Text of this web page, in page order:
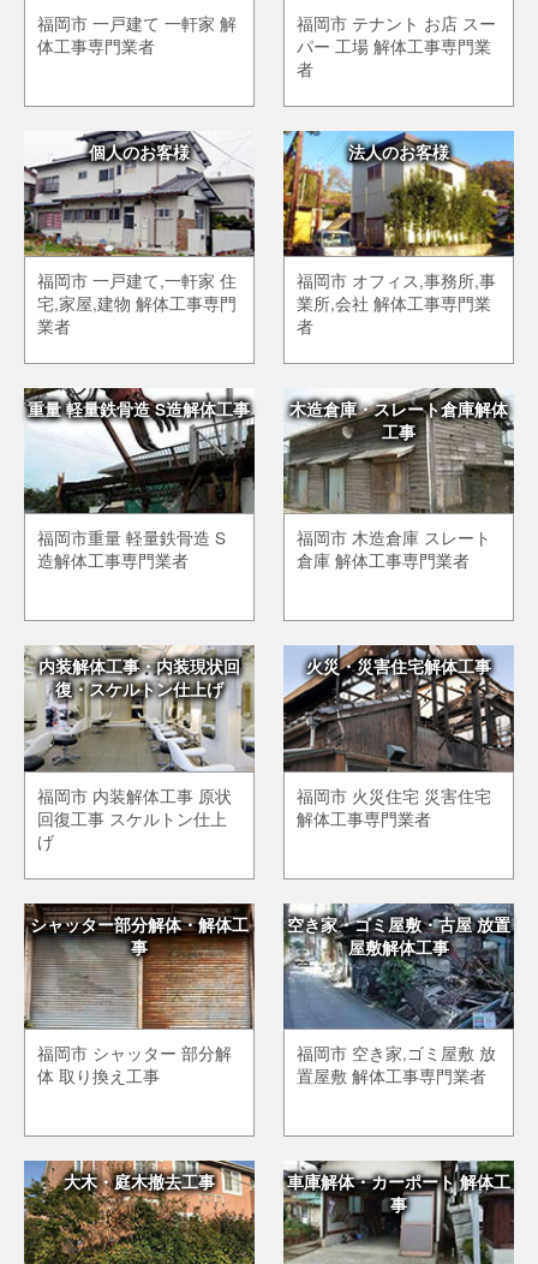
福岡市 一戸建て 一軒家 解
体工事専門業者
福岡市 テナント お店 スー
パー 工場 解体工事専門業
者
個人のお客様
福岡市 一戸建て,一軒家 住
宅,家屋,建物 解体工事専門
業者
法人のお客様
福岡市 オフィス,事務所,事
業所,会社 解体工事専門業
者
重量 軽量鉄骨造 S造解体工事
福岡市重量 軽量鉄骨造 S
造解体工事専門業者
木造倉庫・スレート倉庫解体
工事
福岡市 木造倉庫 スレート
倉庫 解体工事専門業者
内装解体工事・内装現状回
復・スケルトン仕上げ
福岡市 内装解体工事 原状
回復工事 スケルトン仕上
げ
火災・災害住宅解体工事
福岡市 火災住宅 災害住宅
解体工事専門業者
シャッター部分解体・解体工
事
福岡市 シャッター 部分解
体 取り換え工事
空き家・ゴミ屋敷・古屋 放置
屋敷解体工事
福岡市 空き家,ゴミ屋敷 放
置屋敷 解体工事専門業者
大木・庭木撤去工事
車庫解体・カーポート 解体工
事